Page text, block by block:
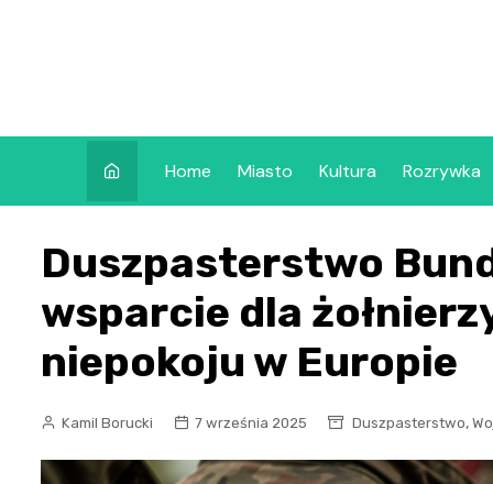
Home Miasto Kultura Rozrywka
Duszpasterstwo
wsparcie dla
niepokoju w Europie
Kamil Borucki 7 września 2025 Duszpasterstwo,